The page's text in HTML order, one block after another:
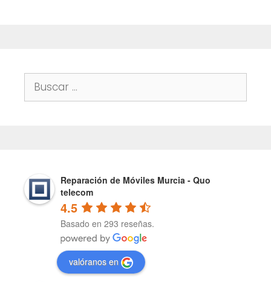
Buscar:
Reparación de Móviles Murcia - Quo
telecom
4.5
Basado en 293 reseñas.
valóranos en